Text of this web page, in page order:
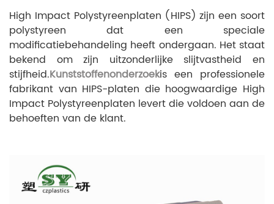
High Impact Polystyreenplaten (HIPS) zijn een soort
polystyreen dat een speciale
modificatiebehandeling heeft ondergaan. Het staat
bekend om zijn uitzonderlijke slijtvastheid en
stijfheid.Kunststoffenonderzoekis een professionele
fabrikant van HIPS-platen die hoogwaardige High
Impact Polystyreenplaten levert die voldoen aan de
behoeften van de klant.